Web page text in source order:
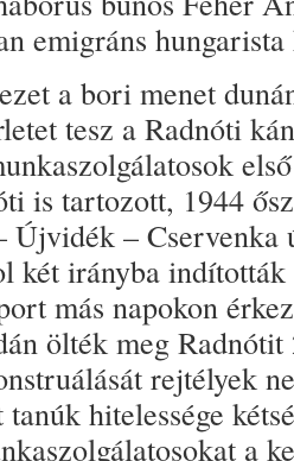
emigráns
a bori menet
tesz a Radnóti
is tartozott, 1944
Újvidék – Cservenka
két irányba
más napokon
ölték meg
rejtélyek
hitelessége
a